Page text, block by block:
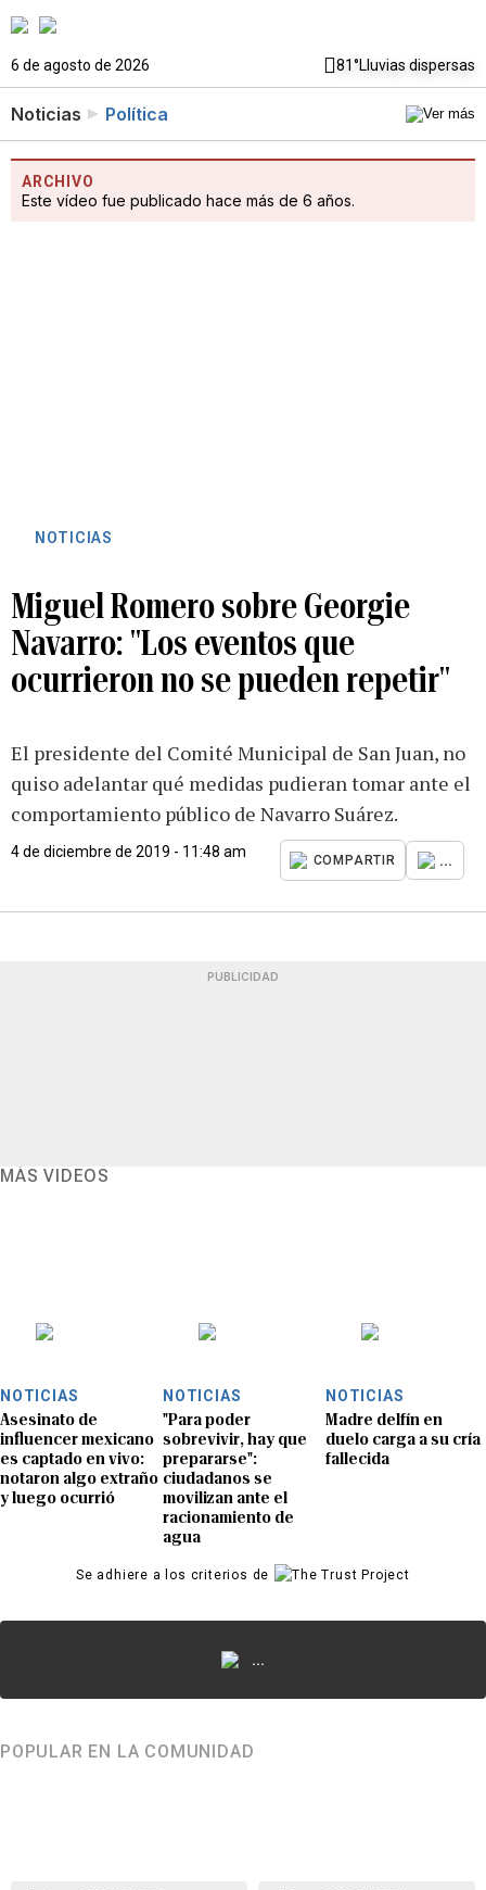
6 de agosto de 2026 81°Lluvias dispersas
Noticias Política
ARCHIVO
Este vídeo fue publicado hace más de 6 años.
NOTICIAS
Miguel Romero sobre Georgie
Navarro: "Los eventos que
ocurrieron no se pueden repetir"
El presidente del Comité Municipal de San Juan, no
quiso adelantar qué medidas pudieran tomar ante el
comportamiento público de Navarro Suárez.
4 de diciembre de 2019 - 11:48 am
COMPARTIR ...
PUBLICIDAD
MÁS VIDEOS
NOTICIAS
Asesinato de
influencer mexicano
es captado en vivo:
notaron algo extraño
y luego ocurrió
NOTICIAS
"Para poder
sobrevivir, hay que
prepararse":
ciudadanos se
movilizan ante el
racionamiento de
agua
NOTICIAS
Madre delfín en
duelo carga a su cría
fallecida
Se adhiere a los criterios de
...
POPULAR EN LA COMUNIDAD